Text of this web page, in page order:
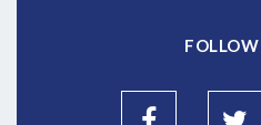
FOLLOW